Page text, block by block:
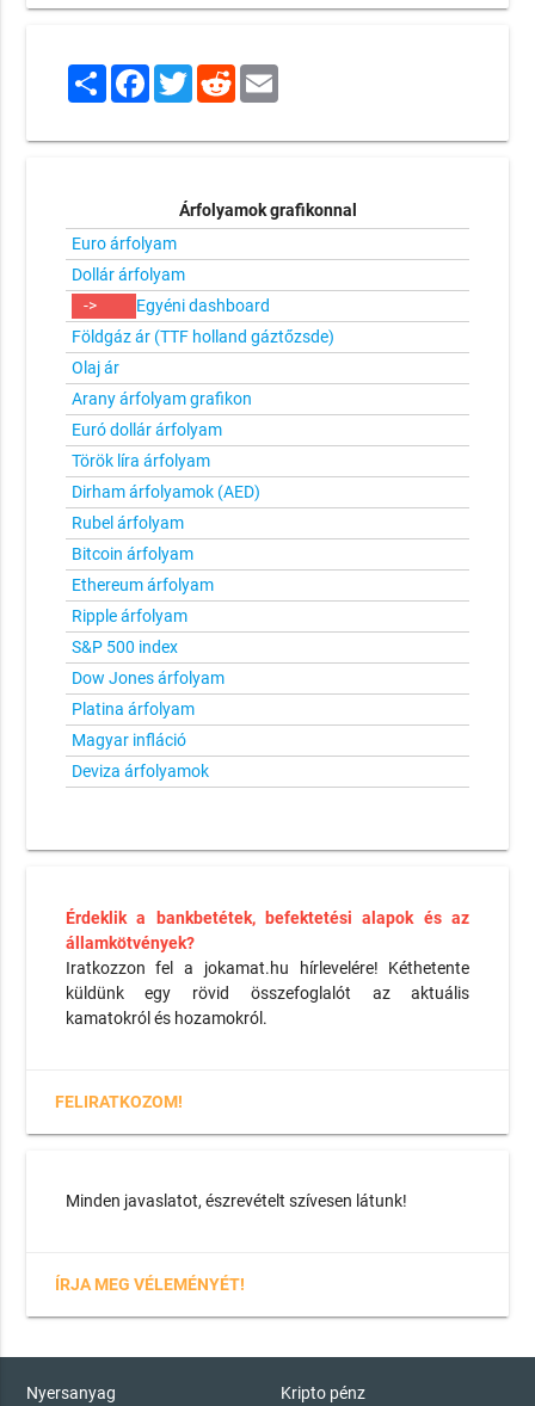
ShareFacebook
TwitterRedditEmail
Árfolyamok grafikonnal
Euro árfolyam
Dollár árfolyam
->
Egyéni dashboard
Földgáz ár (TTF holland gáztőzsde)
Olaj ár
Arany árfolyam grafikon
Euró dollár árfolyam
Török líra árfolyam
Dirham árfolyamok (AED)
Rubel árfolyam
Bitcoin árfolyam
Ethereum árfolyam
Ripple árfolyam
S&P 500 index
Dow Jones árfolyam
Platina árfolyam
Magyar infláció
Deviza árfolyamok
Érdeklik a bankbetétek, befektetési alapok és az
államkötvények?
Iratkozzon fel a jokamat.hu hírlevelére! Kéthetente
küldünk egy rövid összefoglalót az aktuális
kamatokról és hozamokról.
FELIRATKOZOM!
Minden javaslatot, észrevételt szívesen látunk!
ÍRJA MEG VÉLEMÉNYÉT!
Nyersanyag Kripto pénz